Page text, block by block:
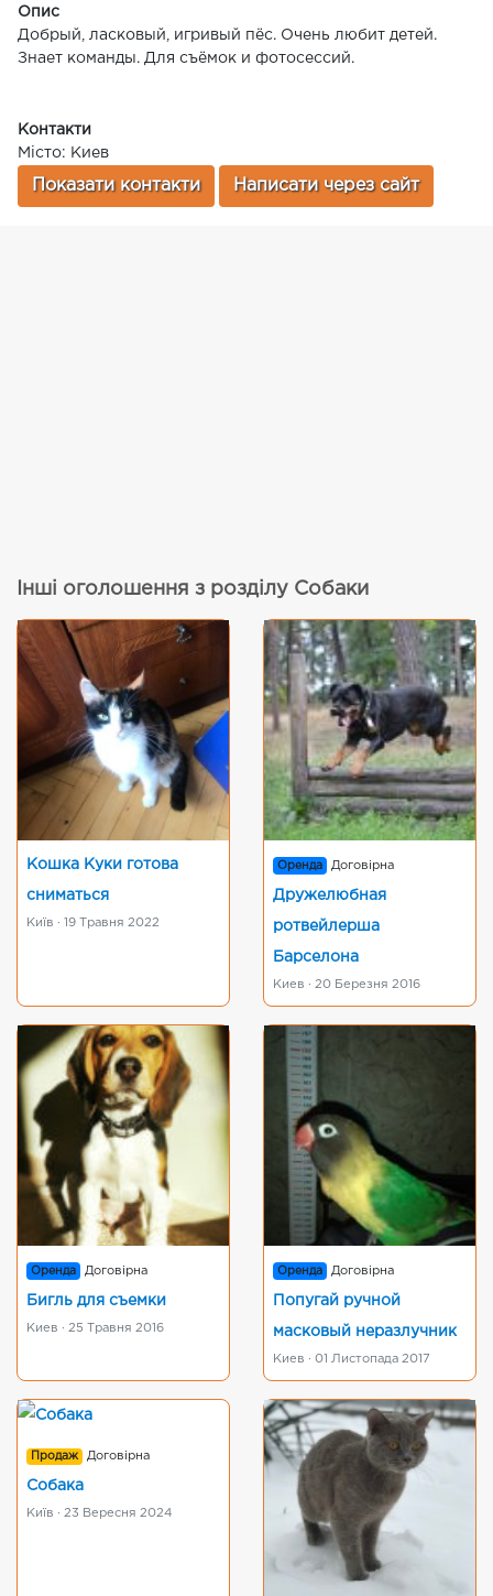
Опис
Добрый, ласковый, игривый пёс. Очень любит детей.
Знает команды. Для съёмок и фотосессий.
Контакти
Місто: Киев
Показати контакти Написати через сайт
Інші оголошення з розділу Собаки
Кошка Куки готова
сниматься
Київ · 19 Травня 2022
Оренда Договірна
Дружелюбная
ротвейлерша
Барселона
Киев · 20 Березня 2016
Оренда Договірна
Бигль для съемки
Киев · 25 Травня 2016
Оренда Договірна
Попугай ручной
масковый неразлучник
Киев · 01 Листопада 2017
Продаж Договірна
Собака
Київ · 23 Вересня 2024